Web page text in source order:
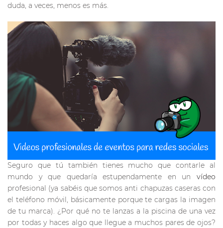
duda, a veces, menos es más.
Seguro que tú también tienes mucho que contarle al
mundo y que quedaría estupendamente en un vídeo
profesional (ya sabéis que somos anti chapuzas caseras con
el teléfono móvil, básicamente porque te cargas la imagen
de tu marca). ¿Por qué no te lanzas a la piscina de una vez
por todas y haces algo que llegue a muchos pares de ojos?